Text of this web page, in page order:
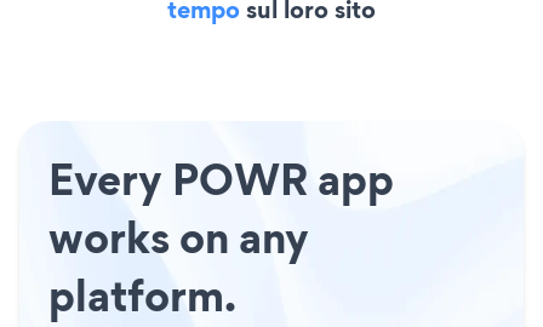
temposul loro sito
Every POWR app
works on any
platform.